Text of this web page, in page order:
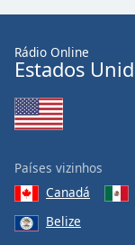
Rádio Online
Estados
Países vizinhos
Canadá
Belize